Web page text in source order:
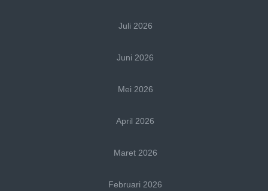
Juli 2026
Juni 2026
Mei 2026
April 2026
Maret 2026
Februari 2026